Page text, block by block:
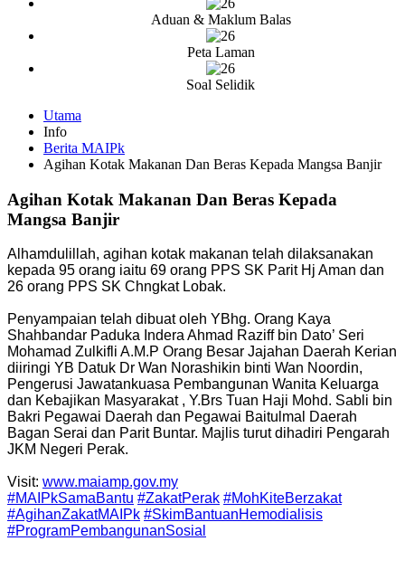
Aduan & Maklum Balas
Peta Laman
Soal Selidik
Utama
Info
Berita MAIPk
Agihan Kotak Makanan Dan Beras Kepada Mangsa Banjir
Agihan Kotak Makanan Dan Beras Kepada
Mangsa Banjir
Alhamdulillah, agihan kotak makanan telah dilaksanakan
kepada 95 orang iaitu 69 orang PPS SK Parit Hj Aman dan
26 orang PPS SK Chngkat Lobak.
Penyampaian telah dibuat oleh YBhg. Orang Kaya
Shahbandar Paduka Indera Ahmad Raziff bin Dato’ Seri
Mohamad Zulkifli A.M.P Orang Besar Jajahan Daerah Kerian
diiringi YB Datuk Dr Wan Norashikin binti Wan Noordin,
Pengerusi Jawatankuasa Pembangunan Wanita Keluarga
dan Kebajikan Masyarakat , Y.Brs Tuan Haji Mohd. Sabli bin
Bakri Pegawai Daerah dan Pegawai Baitulmal Daerah
Bagan Serai dan Parit Buntar. Majlis turut dihadiri Pengarah
JKM Negeri Perak.
Visit: www.maiamp.gov.my
#MAIPkSamaBantu #ZakatPerak #MohKiteBerzakat
#AgihanZakatMAIPk #SkimBantuanHemodialisis
#ProgramPembangunanSosial